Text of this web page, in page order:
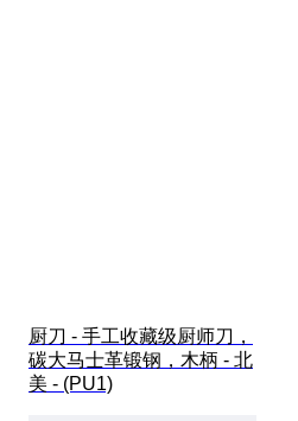
厨刀 - 手工收藏级厨师刀，
碳大马士革锻钢，木柄 - 北
美 - (PU1)